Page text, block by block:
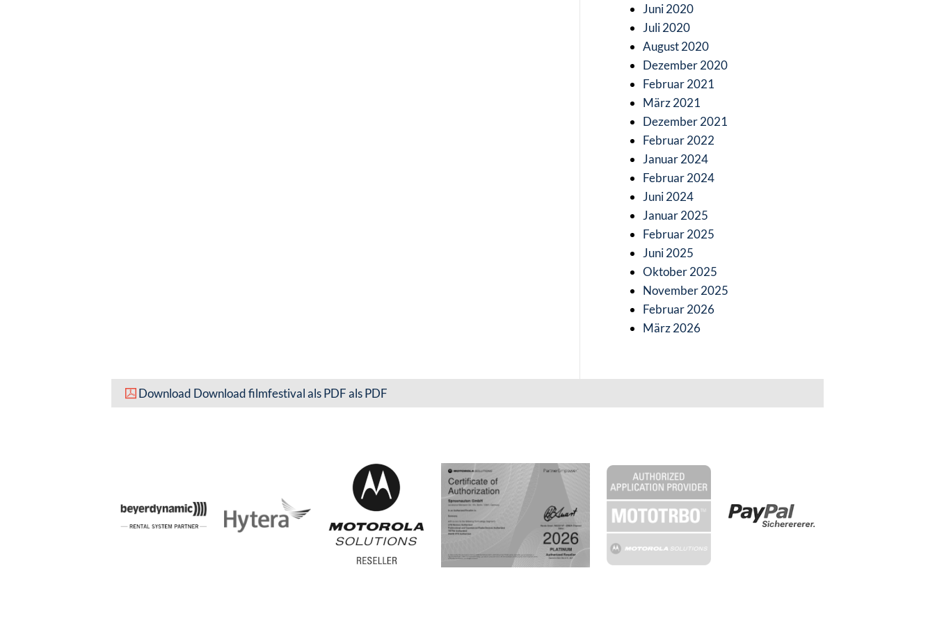
Juni 2020
Juli 2020
August 2020
Dezember 2020
Februar 2021
März 2021
Dezember 2021
Februar 2022
Januar 2024
Februar 2024
Juni 2024
Januar 2025
Februar 2025
Juni 2025
Oktober 2025
November 2025
Februar 2026
März 2026
Download Download filmfestival als PDF als PDF